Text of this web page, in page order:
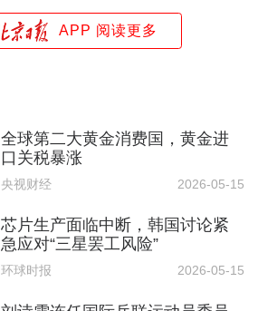
APP 阅读更多
全球第二大黄金消费国，黄金进
口关税暴涨
央视财经 2026-05-15
芯片生产面临中断，韩国讨论紧
急应对“三星罢工风险”
环球时报 2026-05-15